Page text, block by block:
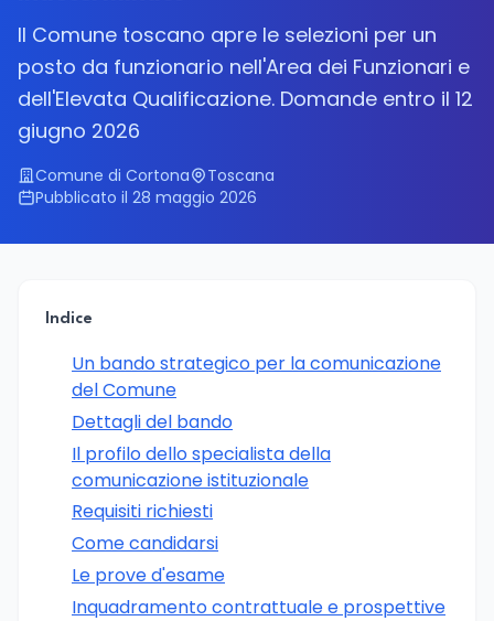
Il Comune toscano apre le selezioni per un
posto da funzionario nell'Area dei Funzionari e
dell'Elevata Qualificazione. Domande entro il 12
giugno 2026
Comune di Cortona
Toscana
Pubblicato il 28 maggio 2026
Indice
Un bando strategico per la comunicazione
del Comune
Dettagli del bando
Il profilo dello specialista della
comunicazione istituzionale
Requisiti richiesti
Come candidarsi
Le prove d'esame
Inquadramento contrattuale e prospettive